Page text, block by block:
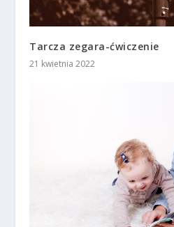
Tarcza zegara-ćwiczenie
21 kwietnia 2022